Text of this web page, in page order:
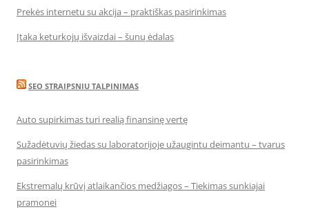
Prekės internetu su akcija – praktiškas pasirinkimas
Įtaka keturkojų išvaizdai – šunų ėdalas
SEO STRAIPSNIU TALPINIMAS
Auto supirkimas turi realią finansinę vertę
Sužadėtuvių žiedas su laboratorijoje užaugintu deimantu – tvarus
pasirinkimas
Ekstremalų krūvį atlaikančios medžiagos – Tiekimas sunkiajai
pramonei